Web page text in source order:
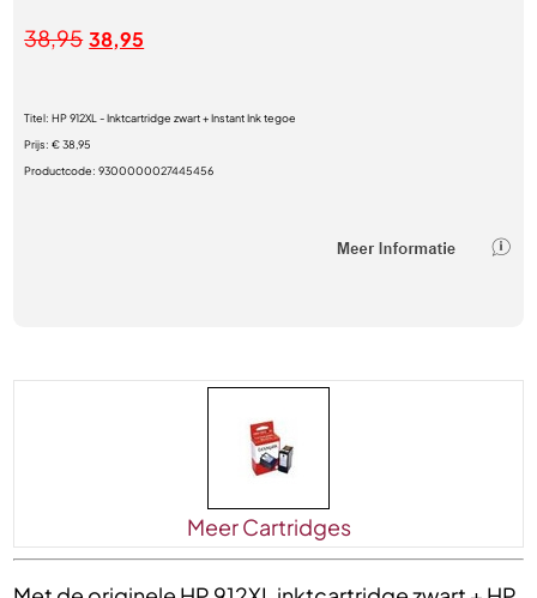
38,95 38,95
Titel:HP 912XL - Inktcartridge zwart + Instant Ink tegoe
Prijs:€ 38,95
Productcode:9300000027445456
Meer Cartridges